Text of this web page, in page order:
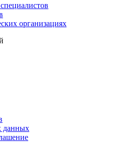
организациях
данных